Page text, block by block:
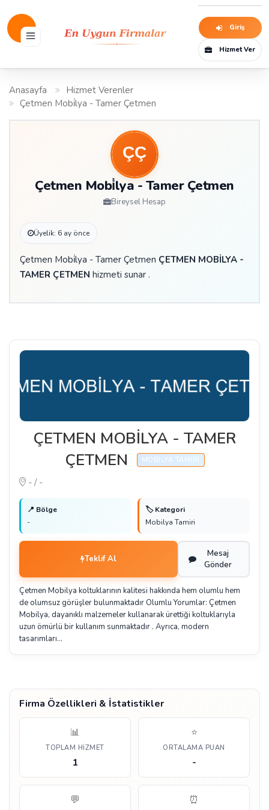
Giriş
Hizmet Ver
Anasayfa
Hizmet Verenler
Çetmen Mobi̇lya - Tamer Çetmen
Çetmen Mobi̇lya - Tamer Çetmen
Bireysel Hesap
Üyelik: 6 ay önce
Çetmen Mobi̇lya - Tamer Çetmen ÇETMEN MOBİLYA -
TAMER ÇETMEN hizmeti sunar .
ÇETMEN MOBİLYA - TAMER
ÇETMEN
MOBILYA TAMIRI
- / -
📍 Bölge
-
🏷️ Kategori
Mobilya Tamiri
Teklif Al
Mesaj
Gönder
Çetmen Mobilya koltuklarının kalitesi hakkında hem olumlu hem
de olumsuz görüşler bulunmaktadır Olumlu Yorumlar: Çetmen
Mobilya, dayanıklı malzemeler kullanarak ürettiği koltuklarıyla
uzun ömürlü bir kullanım sunmaktadır . Ayrıca, modern
tasarımları…
Firma Özellikleri & İstatistikler
📊
TOPLAM HIZMET
1
⭐
ORTALAMA PUAN
-
💬 ⏰